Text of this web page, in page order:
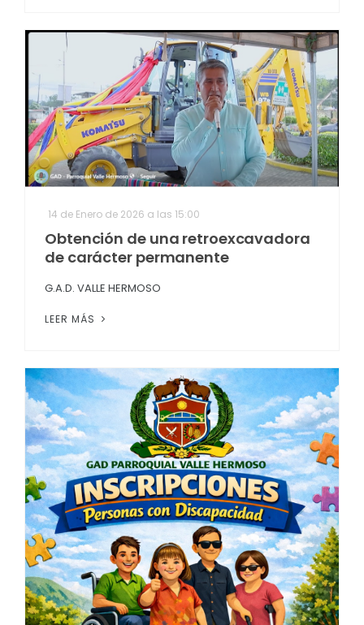
14 de Enero de 2026 a las 15:00
Obtención de una retroexcavadora
de carácter permanente
G.A.D. VALLE HERMOSO
LEER MÁS